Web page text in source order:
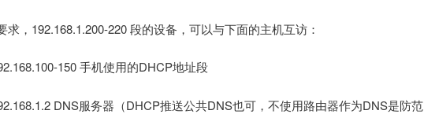
求，192.168.1.200-220 段的设备，可以与下面的主机互访：
150 手机使用的DHCP地址段
DNS服务器（DHCP推送公共DNS也可，不使用路由器作为DNS是防范